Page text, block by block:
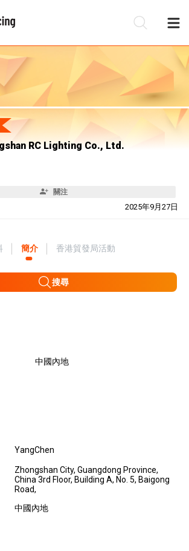
RC Lighting Co., Ltd.
關注
2025年9月27日
簡介 香港貿發局活動
搜尋
中國內地
YangChen
Zhongshan City, Guangdong Province,
China 3rd Floor, Building A, No. 5, Baigong
Road,
中國內地